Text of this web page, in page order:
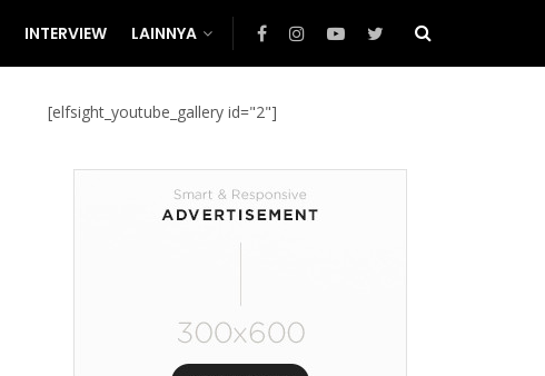
INTERVIEW LAINNYA
[elfsight_youtube_gallery id="2"]